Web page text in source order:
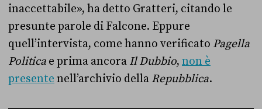
inaccettabile», ha detto Gratteri, citando le
presunte parole di Falcone. Eppure
quell’intervista, come hanno verificato Pagella
Politica e prima ancora Il Dubbio, non è
presente nell’archivio della Repubblica.